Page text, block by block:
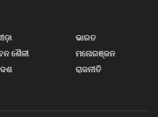
ଶୈଳୀ
ଭାରତ
ମନୋରଞ୍ଜନ
ରାଜନୀତି